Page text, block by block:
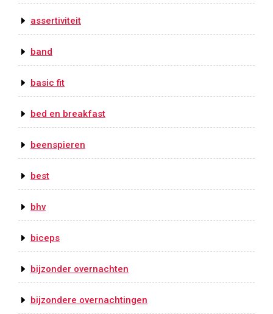
assertiviteit
band
basic fit
bed en breakfast
beenspieren
best
bhv
biceps
bijzonder overnachten
bijzondere overnachtingen